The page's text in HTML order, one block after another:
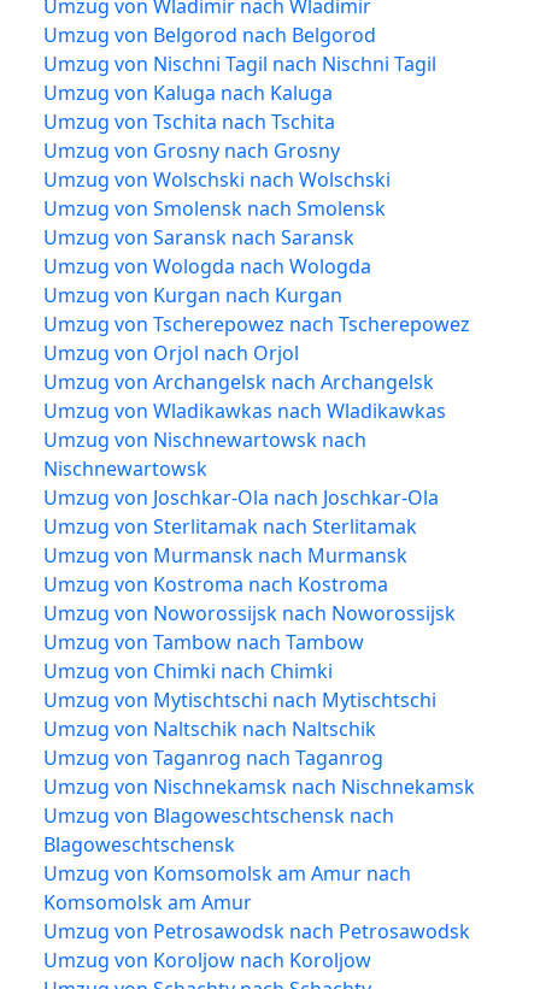
Umzug von Wladimir nach Wladimir
Umzug von Belgorod nach Belgorod
Umzug von Nischni Tagil nach Nischni Tagil
Umzug von Kaluga nach Kaluga
Umzug von Tschita nach Tschita
Umzug von Grosny nach Grosny
Umzug von Wolschski nach Wolschski
Umzug von Smolensk nach Smolensk
Umzug von Saransk nach Saransk
Umzug von Wologda nach Wologda
Umzug von Kurgan nach Kurgan
Umzug von Tscherepowez nach Tscherepowez
Umzug von Orjol nach Orjol
Umzug von Archangelsk nach Archangelsk
Umzug von Wladikawkas nach Wladikawkas
Umzug von Nischnewartowsk nach
Nischnewartowsk
Umzug von Joschkar-Ola nach Joschkar-Ola
Umzug von Sterlitamak nach Sterlitamak
Umzug von Murmansk nach Murmansk
Umzug von Kostroma nach Kostroma
Umzug von Noworossijsk nach Noworossijsk
Umzug von Tambow nach Tambow
Umzug von Chimki nach Chimki
Umzug von Mytischtschi nach Mytischtschi
Umzug von Naltschik nach Naltschik
Umzug von Taganrog nach Taganrog
Umzug von Nischnekamsk nach Nischnekamsk
Umzug von Blagoweschtschensk nach
Blagoweschtschensk
Umzug von Komsomolsk am Amur nach
Komsomolsk am Amur
Umzug von Petrosawodsk nach Petrosawodsk
Umzug von Koroljow nach Koroljow